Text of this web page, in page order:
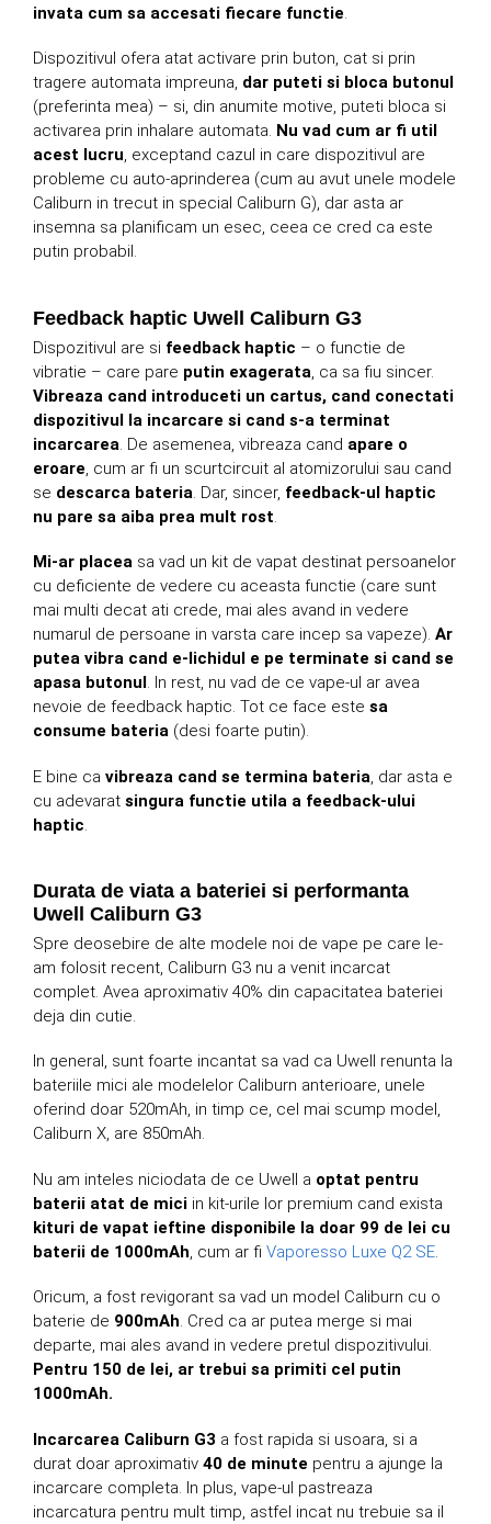
invata cum sa accesati fiecare functie.
Dispozitivul ofera atat activare prin buton, cat si prin
tragere automata impreuna, dar puteti si bloca butonul
(preferinta mea) – si, din anumite motive, puteti bloca si
activarea prin inhalare automata. Nu vad cum ar fi util
acest lucru, exceptand cazul in care dispozitivul are
probleme cu auto-aprinderea (cum au avut unele modele
Caliburn in trecut in special Caliburn G), dar asta ar
insemna sa planificam un esec, ceea ce cred ca este
putin probabil.
Feedback haptic Uwell Caliburn G3
Dispozitivul are si feedback haptic – o functie de
vibratie – care pare putin exagerata, ca sa fiu sincer.
Vibreaza cand introduceti un cartus, cand conectati
dispozitivul la incarcare si cand s-a terminat
incarcarea. De asemenea, vibreaza cand apare o
eroare, cum ar fi un scurtcircuit al atomizorului sau cand
se descarca bateria. Dar, sincer, feedback-ul haptic
nu pare sa aiba prea mult rost.
Mi-ar placea sa vad un kit de vapat destinat persoanelor
cu deficiente de vedere cu aceasta functie (care sunt
mai multi decat ati crede, mai ales avand in vedere
numarul de persoane in varsta care incep sa vapeze). Ar
putea vibra cand e-lichidul e pe terminate si cand se
apasa butonul. In rest, nu vad de ce vape-ul ar avea
nevoie de feedback haptic. Tot ce face este sa
consume bateria (desi foarte putin).
E bine ca vibreaza cand se termina bateria , dar asta e
cu adevarat singura functie utila a feedback-ului
haptic
Durata de viata a bateriei si performanta
Uwell Caliburn G3
Spre deosebire de alte modele noi de vape pe care le-
am folosit recent, Caliburn G3 nu a venit incarcat
complet. Avea aproximativ 40% din capacitatea bateriei
deja din cutie.
In general, sunt foarte incantat sa vad ca Uwell renunta la
bateriile mici ale modelelor Caliburn anterioare, unele
oferind doar 520mAh, in timp ce, cel mai scump model,
Caliburn X, are 850mAh.
Nu am inteles niciodata de ce Uwell a optat pentru
baterii atat de mici in kit-urile lor premium cand exista
kituri de vapat ieftine disponibile la doar 99 de lei cu
baterii de 1000mAh, cum ar fi Vaporesso Luxe Q2 SE.
Oricum, a fost revigorant sa vad un model Caliburn cu o
baterie de 900mAh. Cred ca ar putea merge si mai
departe, mai ales avand in vedere pretul dispozitivului.
Pentru 150 de lei, ar trebui sa primiti cel putin
1000mAh.
Incarcarea Caliburn G3 a fost rapida si usoara, si a
durat doar aproximativ 40 de minute pentru a ajunge la
incarcare completa. In plus, vape-ul pastreaza
incarcatura pentru mult timp, astfel incat nu trebuie sa il